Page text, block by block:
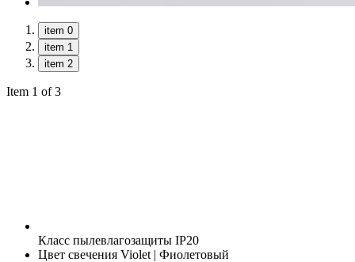
item 0
item 1
item 2
Item 1 of 3
Класс пылевлагозащиты IP20
Цвет свечения Violet | Фиолетовый